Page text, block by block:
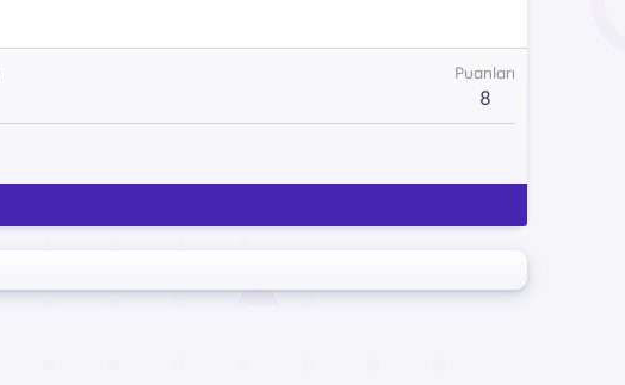
Puanları
8